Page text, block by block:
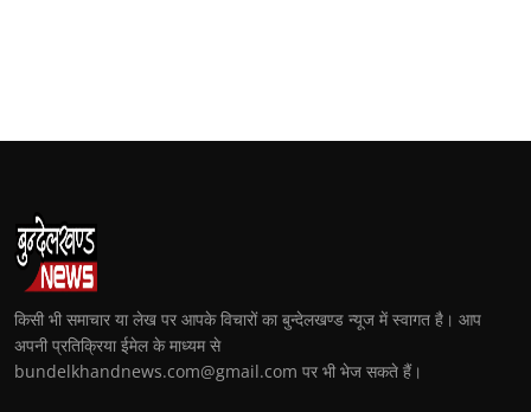
किसी भी समाचार या लेख पर आपके विचारों का बुन्देलखण्ड न्यूज में स्वागत है। आप
अपनी प्रतिक्रिया ईमेल के माध्यम से
bundelkhandnews.com@gmail.com पर भी भेज सकते हैं।